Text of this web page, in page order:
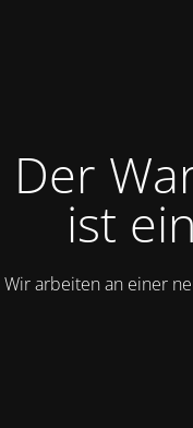
Der
ist
Wir arbeiten an einer